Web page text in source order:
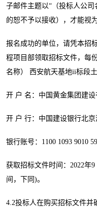
子邮件主题以“（投标人公
的恕不予以接收），才能视
报名成功的单位，请凭本招
程项目部领取招标文件，每
名称） 西安航天基地ii标段
开 户 名：中国黄金集团建
开 户 行：中国建设银行北
银行账号：1100 1093 9010
获取招标文件时间：2022年
间，下同)。
4.2投标人在购买招标文件并